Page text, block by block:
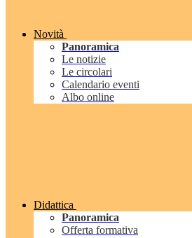
Novità
Panoramica
Le notizie
Le circolari
Calendario eventi
Albo online
Didattica
Panoramica
Offerta formativa